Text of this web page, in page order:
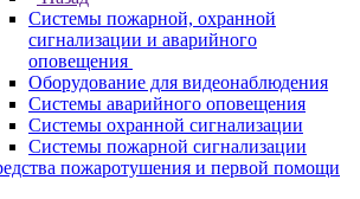
Системы пожарной, охранной
сигнализации и аварийного
оповещения
Оборудование для видеонаблюдения
Системы аварийного оповещения
Системы охранной сигнализации
Системы пожарной сигнализации
пожаротушения и первой помощи